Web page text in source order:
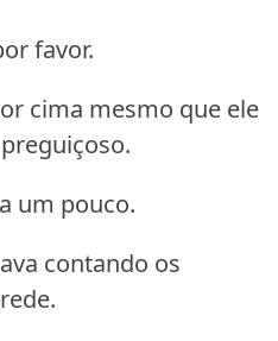
favor.
cima mesmo que ele
um pouco.
contando os